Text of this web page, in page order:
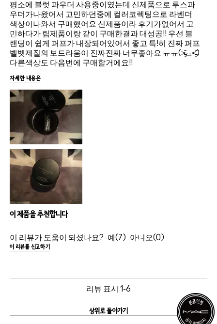
평소에 블럿 파우더 사용중이였는데 신제품으로 루스파
우더가나왔어서 고민하던중에 컬러코렉팅으로 라벤더
색상이나와서 구매했어요 신제품이라 후기가없어서 고
민하다가 립제품이랑 같이 구매한결과 대성공!! 우선 블
랜딩이 쉽게 퍼프가 내장되어있어서 좋고 특!히 진짜 퍼프
벨벳제질의 보드라움이 진짜진짜 너무좋아요 ㅠㅠ(˃̵͈᷄⌓˂̵͈᷅)
다른색상도 다음번에 구매할거에요!!
자세한 내용은
이 제품을 추천합니다
이 리뷰가 도움이 되셨나요? 7 0
이 리뷰를 신고하기
리뷰 표시 1-6
상위로 돌아가기